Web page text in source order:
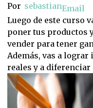
Por sebastianEmail
Luego de este curso
poner tus productos
vender para tener
Además, vas a
reales y a diferenciar